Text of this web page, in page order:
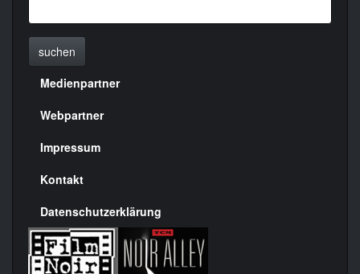
suchen
Menülinks
rechte
Seite
Medienpartner
Webpartner
Impressum
Kontakt
Datenschutzerklärung